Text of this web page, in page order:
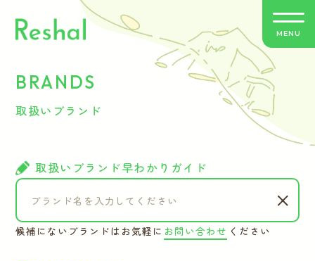
リシャールの特徴
取扱いブランド
よくあるご質問
MENU
BRANDS
取扱いブランド
取扱いブランド早わかりガイド
候補にないブランドはお気軽に お問い合わせ ください